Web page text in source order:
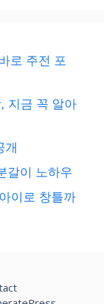
로 주전 포
지금 꼭 알아
개
갈이 노하우
이로 창틀까